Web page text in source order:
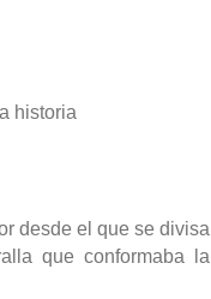
historia
desde el que se divisa
que conformaba la